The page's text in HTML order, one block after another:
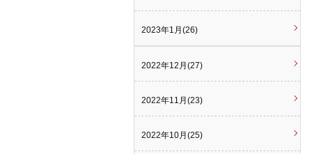
2023年1月(26)
2022年12月(27)
2022年11月(23)
2022年10月(25)